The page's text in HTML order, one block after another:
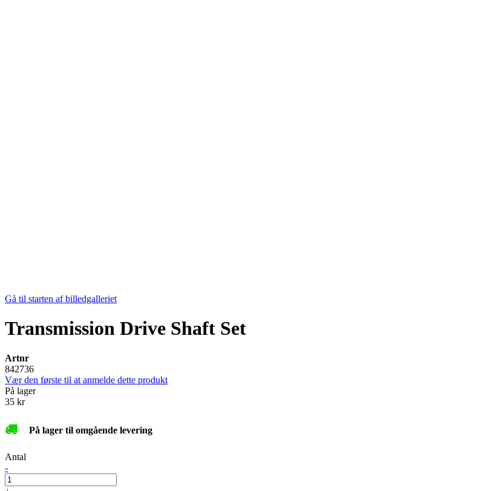
Gå til starten af billedgalleriet
Transmission Drive Shaft Set
Artnr
842736
Vær den første til at anmelde dette produkt
På lager
35 kr
På lager til omgående levering
Antal
-